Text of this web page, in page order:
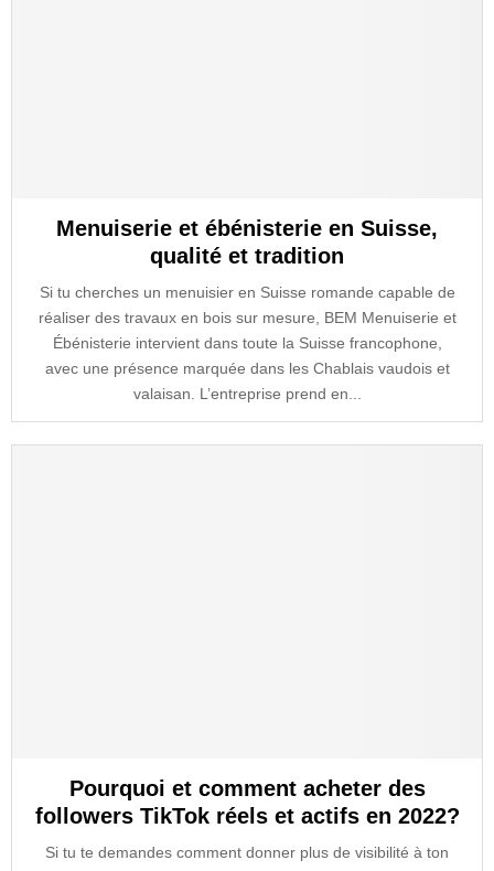
Menuiserie et ébénisterie en Suisse,
qualité et tradition
Si tu cherches un menuisier en Suisse romande capable de
réaliser des travaux en bois sur mesure, BEM Menuiserie et
Ébénisterie intervient dans toute la Suisse francophone,
avec une présence marquée dans les Chablais vaudois et
valaisan. L’entreprise prend en...
Pourquoi et comment acheter des
followers TikTok réels et actifs en 2022?
Si tu te demandes comment donner plus de visibilité à ton